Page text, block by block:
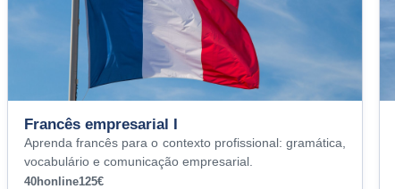
Francês empresarial I
Aprenda francês para o contexto profissional: gramática,
vocabulário e comunicação empresarial.
40honline125€